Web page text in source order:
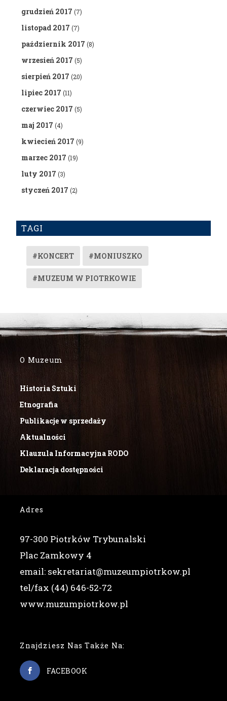
grudzień 2017 (7)
listopad 2017 (7)
październik 2017 (8)
wrzesień 2017 (5)
sierpień 2017 (20)
lipiec 2017 (11)
czerwiec 2017 (5)
maj 2017 (4)
kwiecień 2017 (9)
marzec 2017 (19)
luty 2017 (3)
styczeń 2017 (2)
TAGI
#KONCERT #MONIUSZKO
#MUZEUM W PIOTRKOWIE
O Muzeum
Historia Sztuki
Etnografia
Publikacje w sprzedaży
Aktualności
Klauzula Informacyjna RODO
Deklaracja dostępności
Adres
97-300 Piotrków Trybunalski
Plac Zamkowy 4
email: sekretariat@muzeumpiotrkow.pl
tel/fax (44) 646-52-72
www.muzumpiotrkow.pl
Znajdziesz Nas Także Na:
FACEBOOK